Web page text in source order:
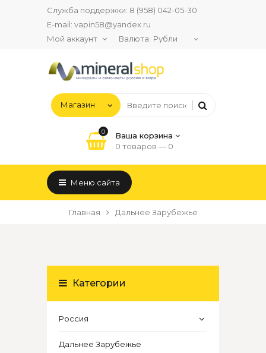
Служба поддержки: 8 (958) 042-05-30
E-mail: vapin58@yandex.ru
Мой аккаунт
Валюта:
0
Ваша корзина
0 товаров — 0
Меню сайта
Главная Дальнее Зарубежье
Категории
Россия
Дальнее Зарубежье